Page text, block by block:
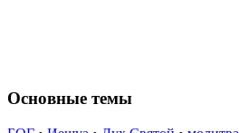
Основные темы